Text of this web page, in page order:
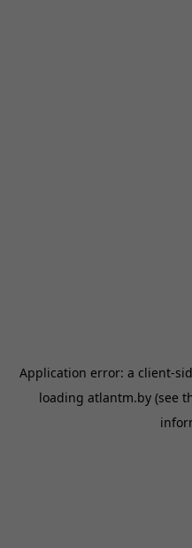
Application error: a client-
loading atlantm.by (see